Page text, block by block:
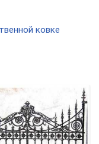
ковке